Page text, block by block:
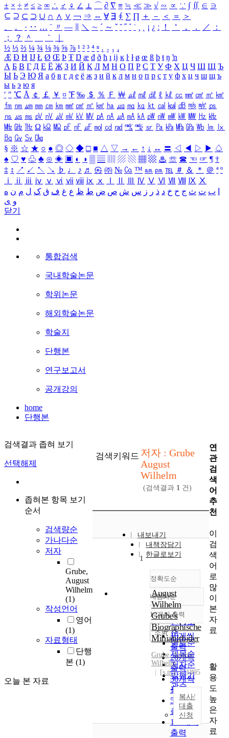
± × ÷ ≠ ≤ ≥ ∞ ∴ ♂ ♀ ∠ ⊥ ⌒ ∂ ∇ ≡ ≒ ≪ ≫ √ ∽ ∝ ∵ ∫ ∬ ∈ ∋
⊆ ⊇ ⊂ ⊃ ∪ ∩ ∧ ∨ ￢ ⇒ ⇔ ∀ ∃ ∮ ∑ ∏ ＋ － ＜ ＝
＞
、
。 · ‥ … ¨ 〃 ― ＼ ∼ ´ ～ ˇ ˘ ˝ ˚ ˙ ¸ ¡ ¿ ː ！ ＇ ， ． ／
：
；
？ ＾ ｀
½ ⅓ ⅔ ¼ ¾ ⅛ ⅜ ⅝ ⅞ ¹ ² ³ ⁴ ⁿ ₁ ₂ ₃ ₄
Æ Ð Ħ Ĳ Ł Ø Œ Þ Ŧ Ŋ æ đ ð ħ ı ĳ ĸ ŀ ł ø œ ß þ ŧ ŋ ŉ
А Б В Г Д Е Ё Ж З И Й К Л М Н О П Р С Т У Ф Х Ц Ч Ш Щ Ъ
Ы Ь Э Ю Я а б в г д е ё ж з и й к л м н о п р с т у ф х ц ч ш щ ъ
ы ь э ю я
′ ″ ℃ Å ￠ ￡ ￥ ¤ ℉ ‰ ＄ ％ Ｆ ￦ ㎕ ㎖ ㎗ ℓ ㎘ ㏄ ㎣ ㎤ ㎥ ㎦
㎙ ㎚ ㎛ ㎜ ㎝ ㎞ ㎟ ㎠ ㎡ ㎢ ㏊ ㎍ ㎎ ㎏ ㏏ ㎈ ㎉ ㏈ ㎧ ㎨ ㎰
㎱ ㎲ ㎳ ㎴ ㎵ ㎶ ㎷ ㎸ ㎹ ㎀ ㎁ ㎂ ㎃ ㎄ ㎺ ㎻ ㎽ ㎾ ㎿ ㎐ ㎑
㎒ ㎓ ㎔ Ω ㏀ ㏁ ㎊ ㎋ ㎌ ㏖ ㏅ ㎭ ㎮ ㎯ ㏛ ㎩ ㎪ ㎫ ㎬ ㏝ ㏐
㏓
㏃ ㏉ ㏜ ㏆
§ ※ ☆ ★ ○ ● ◎ ◇ ◆ □ ■ △ ▽ → ← ↑ ↓ ↔ 〓 ◁ ◀ ▷ ▶ ♤
♠ ♡ ♥ ♧ ♣ ⊙ ◈ ▣ ◐ ◑ ▒ ▤ ▨ ▧ ▦ ▩ ♨ ☏ ☎ ☜ ☞ ¶ †
‡ ↕ ↗ ↙ ↖ ↘ ♭ ♩ ♪ ♬ ㉿ ㈜ № ㏇ ™ ㏂ ㏘ ℡ ＃ ＆ ＊ ＠ ª º
ⅰ
ⅱ ⅲ ⅳ ⅴ ⅵ ⅶ ⅷ ⅸ ⅹ Ⅳ Ⅴ Ⅵ Ⅶ Ⅷ Ⅸ Ⅹ
ب ت ث ج ح خ د ذ ر ز س ش ص ض ط ظ ع غ ف ق ک ل م ن ه
و ی
닫기
통합검색
국내학술논문
학위논문
해외학술논문
학술지
단행본
연구보고서
공개강의
home
단행본
검색결과 좁혀 보기
선택해제
좁혀본 항목 보기
순서
검색량순
가나다순
저자
Grube,
August
Wilhelm
(1)
작성언어
영어
(1)
자료형태
단행
본 (1)
오늘 본 자료
검색키워드 저자 : Grube
August
Wilhelm
(검색결과 1 건)
내보내기
내책장담기
한글로보기
정확도순
정확도
순
인기도
순
연도순
제목순
저자순
발행기
관순
내림차순
내림차순
10개씩 출력
10개씩
출력
20개씩
출력
30개씩
출력
50개씩
출력
100개씩
출력
조회
1
August
Wilhelm
Grube's
Biographische
Miniaturbider
Grube,August
Wilhelm
[s.n.]
1895
복사/
대출
신청
연
관
검
색
어
추
천
이
검
색
어
로
많
이
본
자
료
활
용
도
높
은
자
료